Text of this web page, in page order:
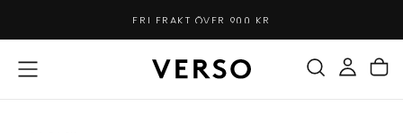
INNEHÅLL
FRI FRAKT ÖVER 900 KR